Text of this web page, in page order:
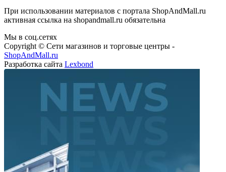
При использовании материалов с портала ShopAndMall.ru
активная ссылка на shopandmall.ru обязательна
Мы в соц.сетях
Copyright © Сети магазинов и торговые центры -
ShopAndMall.ru
Разработка сайта Lexbond